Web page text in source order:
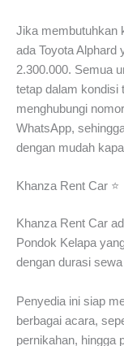
Jika membutuhkan
ada Toyota Alphard
2.300.000. Semua
tetap dalam kondisi
menghubungi
WhatsApp,
dengan mudah
Khanza Rent Car ⭐
Khanza Rent Car
Pondok Kelapa
dengan durasi
Penyedia ini siap
berbagai acara,
pernikahan, hingga